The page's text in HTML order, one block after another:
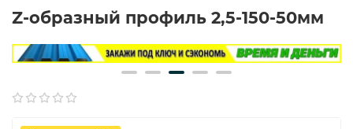
Z-образный профиль 2,5-150-50мм